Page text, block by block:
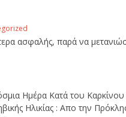
ασφαλής, παρά να
Ημέρα Κατά του Καρκίνου
Ηλικίας : Απο την